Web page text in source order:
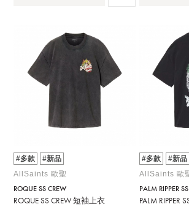
#多款
#新品
AllSaints 歐聖
ROQUE SS CREW
ROQUE SS CREW 短袖上衣
#多款
#新品
AllSaints 歐
PALM RIPPER
PALM RIPPER